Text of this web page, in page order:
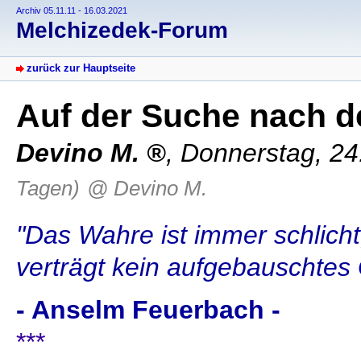
Archiv 05.11.11 - 16.03.2021
Melchizedek-Forum
zurück zur Hauptseite
Auf der Suche nach
Devino M. , Donnerstag,
Tagen) @ Devino M.
"Das Wahre ist immer
verträgt kein aufgebauschtes
- Anselm Feuerbach -
***